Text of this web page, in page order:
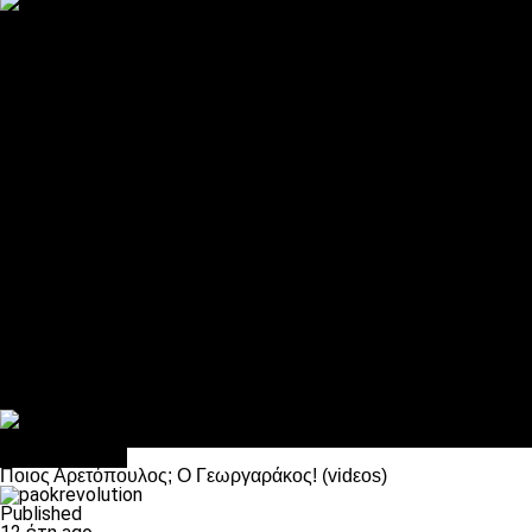
Ποιος Αρετόπουλος; Ο Γεωργαράκος! (vidεοs)
Published